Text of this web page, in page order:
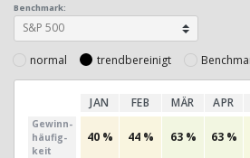
Benchmark:
normal trendbereinigt
JAN FEB MÄR APR
Gewinn­
häufig­
keit
40 % 44 % 63 % 63 %